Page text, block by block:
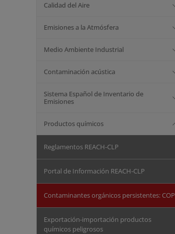
Calidad del Aire
Emisiones a la Atmósfera
Medio Ambiente Industrial
Contaminación acústica
Sistema Español de Inventario de
Emisiones
Productos químicos
Reglamentos REACH-CLP
Portal de Información REACH-CLP
Contaminantes orgánicos persistentes: COP
Exportación-importación productos
químicos peligrosos